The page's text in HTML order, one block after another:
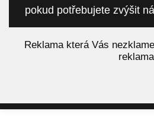
pokud potřebujete zvýšit
Reklama která Vás
reklama